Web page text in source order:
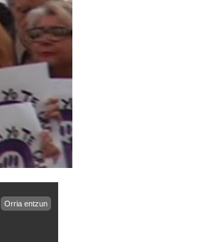
Orria entzun